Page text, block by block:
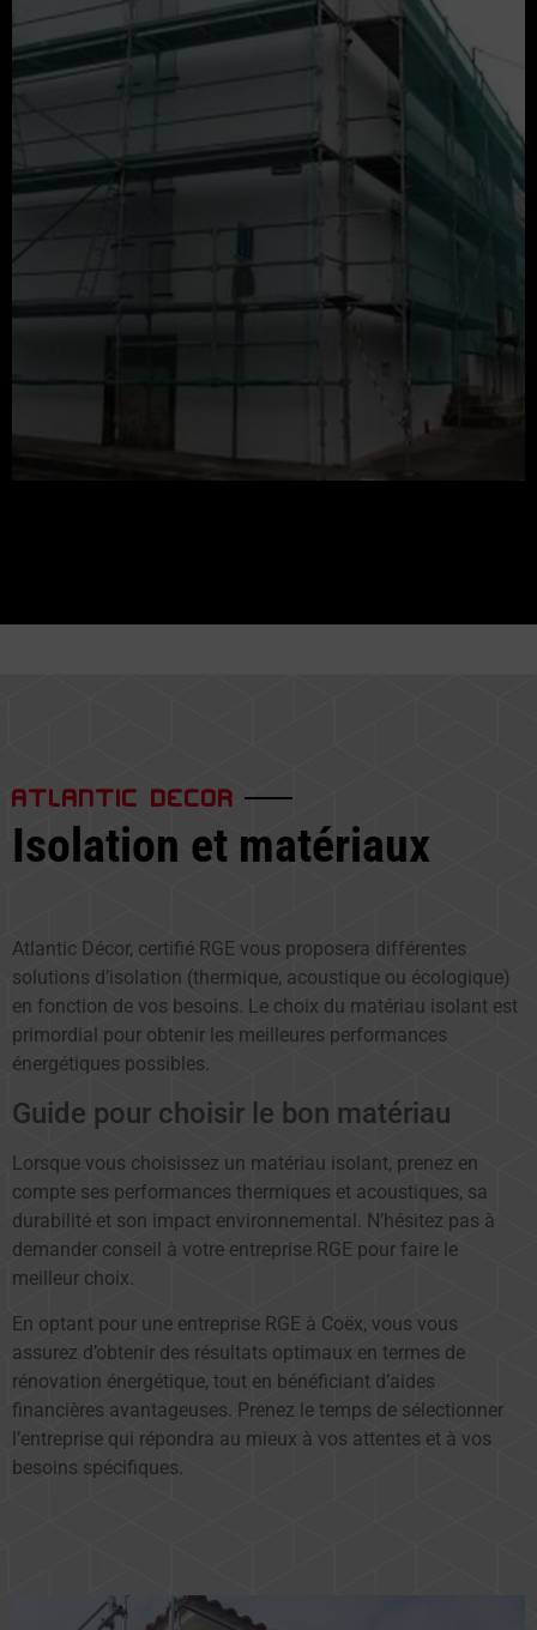
ATLANTIC DECOR
Isolation et matériaux
Atlantic Décor, certifié RGE vous proposera différentes
solutions d’isolation (thermique, acoustique ou écologique)
en fonction de vos besoins. Le choix du matériau isolant est
primordial pour obtenir les meilleures performances
énergétiques possibles.
Guide pour choisir le bon matériau
Lorsque vous choisissez un matériau isolant, prenez en
compte ses performances thermiques et acoustiques, sa
durabilité et son impact environnemental. N’hésitez pas à
demander conseil à votre entreprise RGE pour faire le
meilleur choix.
En optant pour une entreprise RGE à Coëx, vous vous
assurez d’obtenir des résultats optimaux en termes de
rénovation énergétique, tout en bénéficiant d’aides
financières avantageuses. Prenez le temps de sélectionner
l’entreprise qui répondra au mieux à vos attentes et à vos
besoins spécifiques.